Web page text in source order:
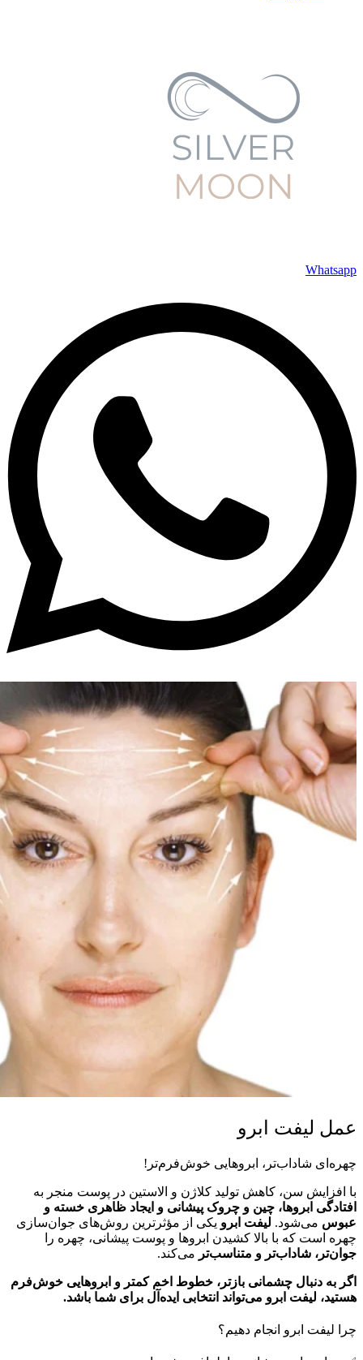
Whatsapp
عمل لیفت ابرو
چهره‌ای شاداب‌تر، ابروهایی خوش‌فرم‌تر!
با افزایش سن، کاهش تولید کلاژن و الاستین در پوست منجر به
افتادگی ابروها، چین و چروک پیشانی و ایجاد ظاهری خسته و
عبوس می‌شود. لیفت ابرو یکی از مؤثرترین روش‌های جوان‌سازی
چهره است که با بالا کشیدن ابروها و پوست پیشانی، چهره را
جوان‌تر، شاداب‌تر و متناسب‌تر می‌کند.
اگر به دنبال چشمانی بازتر، خطوط اخم کمتر و ابروهایی خوش‌فرم
هستید، لیفت ابرو می‌تواند انتخابی ایده‌آل برای شما باشد.
چرا لیفت ابرو انجام دهیم؟